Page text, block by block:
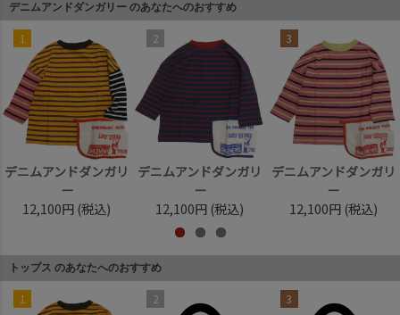
デニムアンドダンガリー のあなたへのおすすめ
1
デニムアンドダンガリ
ー
12,100円 (税込)
2
デニムアンドダンガリ
ー
12,100円 (税込)
3
デニムアンドダンガリ
ー
12,100円 (税込)
トップス のあなたへのおすすめ
1 2 3